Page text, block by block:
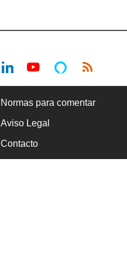
Normas para comentar
Aviso Legal
Contacto